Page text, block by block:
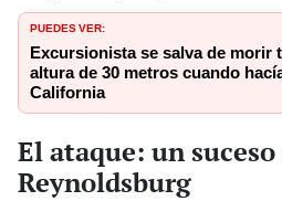
PUEDES VER:
Excursionista se salva de morir
altura de 30 metros cuando
California
El ataque: un
Reynoldsburg